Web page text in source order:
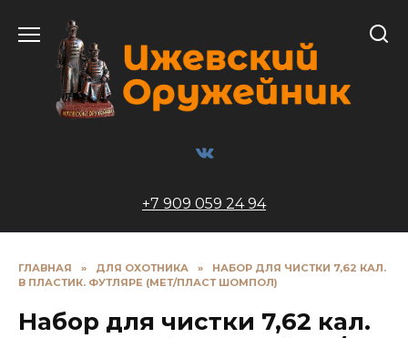
содержанию
+7 909 059 24 94
ГЛАВНАЯ » ДЛЯ ОХОТНИКА »
НАБОР ДЛЯ ЧИСТКИ 7,62 КАЛ.
В ПЛАСТИК. ФУТЛЯРЕ (МЕТ/ПЛАСТ ШОМПОЛ)
Набор для чистки 7,62 кал.